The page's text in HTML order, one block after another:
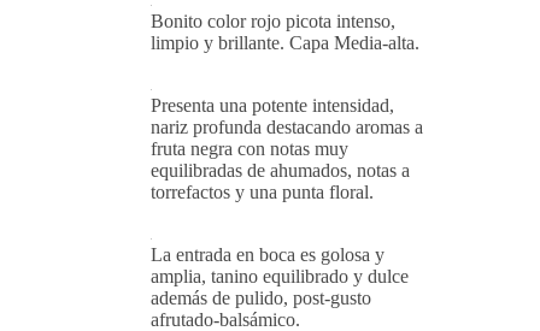
Bonito color rojo picota intenso,
limpio y brillante. Capa Media-alta.
Presenta una potente intensidad,
nariz profunda destacando aromas a
fruta negra con notas muy
equilibradas de ahumados, notas a
torrefactos y una punta floral.
La entrada en boca es golosa y
amplia, tanino equilibrado y dulce
además de pulido, post-gusto
afrutado-balsámico.